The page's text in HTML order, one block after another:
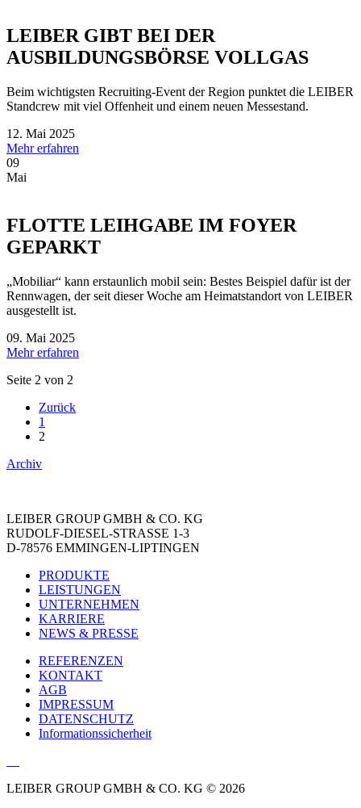
LEIBER GIBT BEI DER
AUSBILDUNGSBÖRSE VOLLGAS
Beim wichtigsten Recruiting-Event der Region punktet die LEIBER
Standcrew mit viel Offenheit und einem neuen Messestand.
12. Mai 2025
Mehr erfahren
09
Mai
FLOTTE LEIHGABE IM FOYER
GEPARKT
„Mobiliar“ kann erstaunlich mobil sein: Bestes Beispiel dafür ist der
Rennwagen, der seit dieser Woche am Heimatstandort von LEIBER
ausgestellt ist.
09. Mai 2025
Mehr erfahren
Seite 2 von 2
Zurück
1
2
Archiv
LEIBER GROUP GMBH & CO. KG
RUDOLF-DIESEL-STRASSE 1-3
D-78576 EMMINGEN-LIPTINGEN
PRODUKTE
LEISTUNGEN
UNTERNEHMEN
KARRIERE
NEWS & PRESSE
REFERENZEN
KONTAKT
AGB
IMPRESSUM
DATENSCHUTZ
Informationssicherheit
LEIBER GROUP GMBH & CO. KG © 2026